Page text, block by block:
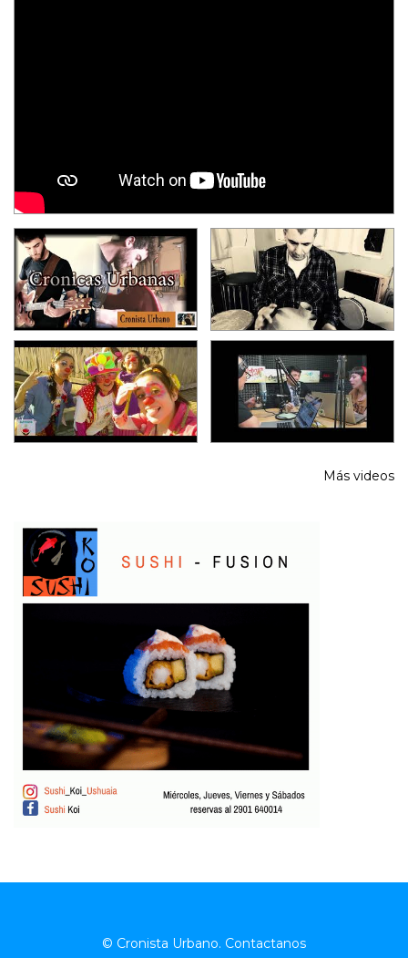
Más videos
© Cronista Urbano. Contactanos